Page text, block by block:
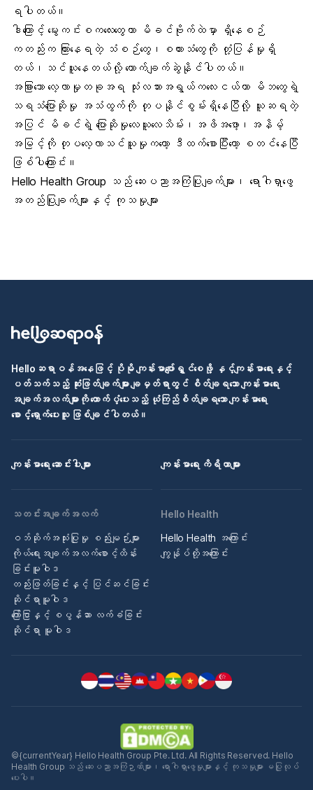
ရပါတယ်။
ဒါကြောင့် မွေးကင်းစကလေးတွေဟာ မိခင်ဗိုက်ထဲမှာ ရှိနေစဉ်
ကတည်းက ကြားနေရတဲ့ သံစဉ်တွေ၊စကားသံတွေကို တုံ့ပြန်မှုရှိ
တယ်၊သင်ယူနေတယ်လို့ ကောက်ချက်ဆွဲနိုင်ပါတယ်။
အခြားသော လေ့လာမှုတခုအရ သုံးလသားအရွယ်ကလေးငယ်ဟာ မိဘတွေရဲ့
သရသံပြောဆိုမှု အသံထွက်ကို တုပနိုင်စွမ်းရှိနေပြီလို့ ယူဆရတဲ့
အပြင် မိခင်ရဲ့ ပြောဆိုမှုလေယူလေသိမ်း၊အဖိအဖော့၊အနိမ့်
အမြင့်ကို တုပလေ့လာသင်ယူမှုကတော့ ဒီထက်စောပြီးတော့ စတင်နေပြီ
ဖြစ်ပါကြောင်း။
Hello Health Group သည် ဆေးပညာအကြံပြုချက်များ၊ ရောဂါရှာဖွေ
အတည်ပြုချက်များနှင့် ကုသမှုများ
Helloဆရာဝန်အနေဖြင့် ပိုမို ကျန်းမာပျော်ရွှင်စေဖို့ နှင့်ကျန်းမာရေးနှင့်
ပတ်သက်သည့် ဆုံးဖြတ်ချက်များ ချမှတ်ရာတွင် စိတ်ချရသော ကျန်းမာရေး
အချက်အလက်များကို ထောက်ပံ့ပေးသည့် ယုံကြည်စိတ်ချရသော ကျန်းမာရေး
စောင့်ရှောက်ပေးသူ ဖြစ်ချင်ပါတယ်။
ကျန်းမာရေး ဆောင်းပါးများ ကျန်းမာရေး ကိရိယာများ
သတင်းအချက်အလက်
ဝဘ်ဆိုက်အသုံးပြုမှု စည်းမျဉ်းများ
ကိုယ်ရေးအချက်အလက်စောင့်ထိန်း
ခြင်းမူဝါဒ
တည်းဖြတ်ခြင်းနှင့် ပြင်ဆင်ခြင်း
ဆိုင်ရာမူဝါဒ
ကြော်ငြာနှင့် စပွန်ဆာ လက်ခံခြင်း
ဆိုင်ရာ မူဝါဒ
Hello Health
Hello Health အကြောင်း
ကျွန်ုပ်တို့အကြောင်း
©{currentYear} Hello Health Group Pte. Ltd. All Rights Reserved. Hello
Health Group သည် ဆေးပညာအကြံဉာဏ်များ၊ ရောဂါရှာဖွေမှုများနှင့် ကုသမှုများ မပြုလုပ်
ပေးပါ။